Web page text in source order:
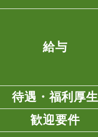
給与
待遇・福利厚生
歓迎要件